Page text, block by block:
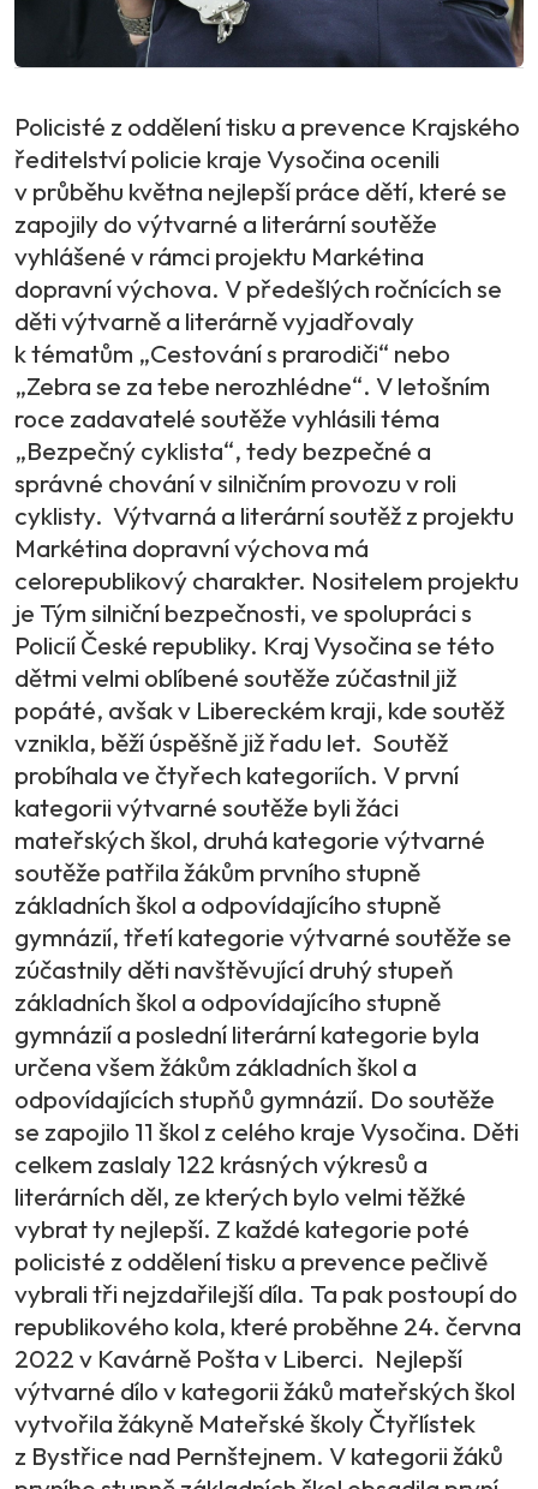
Policisté z oddělení tisku a prevence Krajského
ředitelství policie kraje Vysočina ocenili
v průběhu května nejlepší práce dětí, které se
zapojily do výtvarné a literární soutěže
vyhlášené v rámci projektu Markétina
dopravní výchova. V předešlých ročnících se
děti výtvarně a literárně vyjadřovaly
k tématům „Cestování s prarodiči“ nebo
„Zebra se za tebe nerozhlédne“. V letošním
roce zadavatelé soutěže vyhlásili téma
„Bezpečný cyklista“, tedy bezpečné a
správné chování v silničním provozu v roli
cyklisty. Výtvarná a literární soutěž z projektu
Markétina dopravní výchova má
celorepublikový charakter. Nositelem projektu
je Tým silniční bezpečnosti, ve spolupráci s
Policií České republiky. Kraj Vysočina se této
dětmi velmi oblíbené soutěže zúčastnil již
popáté, avšak v Libereckém kraji, kde soutěž
vznikla, běží úspěšně již řadu let. Soutěž
probíhala ve čtyřech kategoriích. V první
kategorii výtvarné soutěže byli žáci
mateřských škol, druhá kategorie výtvarné
soutěže patřila žákům prvního stupně
základních škol a odpovídajícího stupně
gymnázií, třetí kategorie výtvarné soutěže se
zúčastnily děti navštěvující druhý stupeň
základních škol a odpovídajícího stupně
gymnázií a poslední literární kategorie byla
určena všem žákům základních škol a
odpovídajících stupňů gymnázií. Do soutěže
se zapojilo 11 škol z celého kraje Vysočina. Děti
celkem zaslaly 122 krásných výkresů a
literárních děl, ze kterých bylo velmi těžké
vybrat ty nejlepší. Z každé kategorie poté
policisté z oddělení tisku a prevence pečlivě
vybrali tři nejzdařilejší díla. Ta pak postoupí do
republikového kola, které proběhne 24. června
2022 v Kavárně Pošta v Liberci. Nejlepší
výtvarné dílo v kategorii žáků mateřských škol
vytvořila žákyně Mateřské školy Čtyřlístek
z Bystřice nad Pernštejnem. V kategorii žáků